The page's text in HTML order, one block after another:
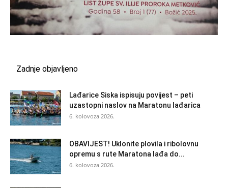
Zadnje objavljeno
Lađarice Siska ispisuju povijest – peti
uzastopni naslov na Maratonu lađarica
6. kolovoza 2026.
OBAVIJEST! Uklonite plovila i ribolovnu
opremu s rute Maratona lađa do...
6. kolovoza 2026.